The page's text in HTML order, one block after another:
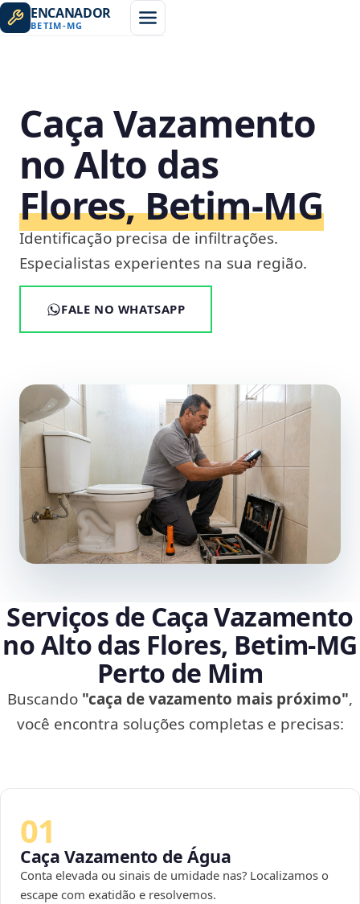
ENCANADOR
BETIM-MG
Caça Vazamento
no Alto das
Flores, Betim‑MG
Identificação precisa de infiltrações.
Especialistas experientes na sua região.
FALE NO WHATSAPP
Serviços de Caça Vazamento
no Alto das Flores, Betim‑MG
Perto de Mim
Buscando "caça de vazamento mais próximo",
você encontra soluções completas e precisas:
01
Caça Vazamento de Água
Conta elevada ou sinais de umidade nas? Localizamos o
escape com exatidão e resolvemos.